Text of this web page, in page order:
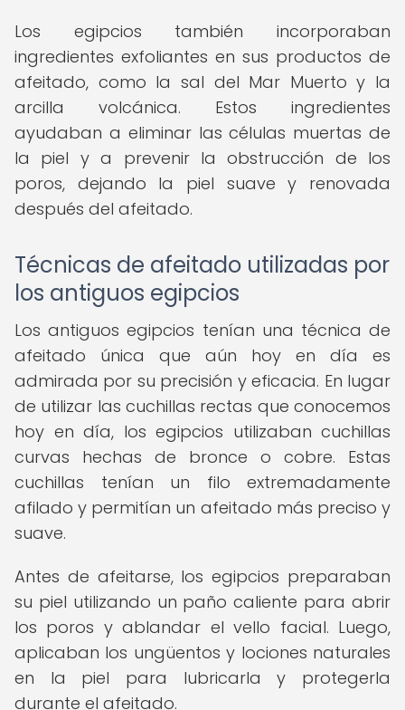
Los egipcios también incorporaban
ingredientes exfoliantes en sus productos de
afeitado, como la sal del Mar Muerto y la
arcilla volcánica. Estos ingredientes
ayudaban a eliminar las células muertas de
la piel y a prevenir la obstrucción de los
poros, dejando la piel suave y renovada
después del afeitado.
Técnicas de afeitado utilizadas por
los antiguos egipcios
Los antiguos egipcios tenían una técnica de
afeitado única que aún hoy en día es
admirada por su precisión y eficacia. En lugar
de utilizar las cuchillas rectas que conocemos
hoy en día, los egipcios utilizaban cuchillas
curvas hechas de bronce o cobre. Estas
cuchillas tenían un filo extremadamente
afilado y permitían un afeitado más preciso y
suave.
Antes de afeitarse, los egipcios preparaban
su piel utilizando un paño caliente para abrir
los poros y ablandar el vello facial. Luego,
aplicaban los ungüentos y lociones naturales
en la piel para lubricarla y protegerla
durante el afeitado.